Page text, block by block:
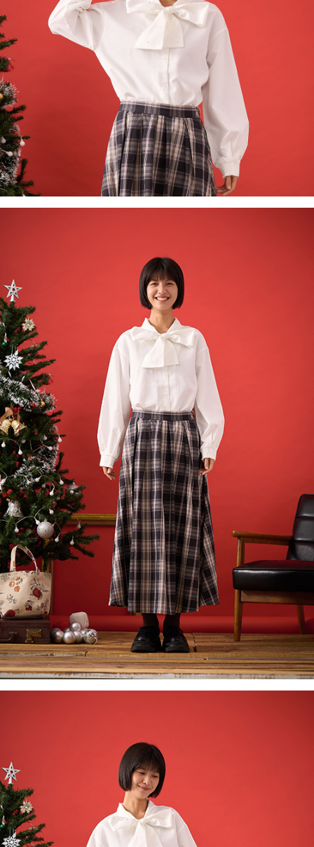
是否繳費成功／繳費後需取消欲退款等相關疑問，請聯繫「AFTEE先享後付
客戶支援中心」
https://netprotections.freshdesk.com/support/home
１．透過由恩沛科技股份有限公司提供之「AFTEE先享後付」服務完成之交
易，需依本服務之必要範圍內提供個人資料，並將交易相關給付款項請求債
權轉讓予恩沛科技股份有限公司。
２．關於個人資料處理事宜，請瀏覽以下網址：
https://aftee.tw/terms/#terms3
３．未成年的使用者請事先徵得法定代理人或監護人之同意方可使用
「AFTEE先享後付」，若未經同意申辦者引起之損失，本公司不負相關責
任。
４．使用「AFTEE先享後付」時，將依據個別帳號之用戶狀況，依本公司即
時審查核予不同之上限額度；若仍有額度不足之情形，本公司將視審查結果
請求用戶進行身份認證。
每筆NT$60，滿NT$2,000(含以上)免運費
黑貓宅急便(包裹尺寸60cm以下)
每筆NT$100，滿NT$2,000(含以上)免運費
黑貓宅急便(包裹尺寸90cm以下)
每筆NT$140，滿NT$2,000(含以上)免運費